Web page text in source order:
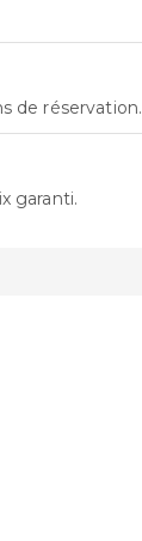
de réservation.
garanti.